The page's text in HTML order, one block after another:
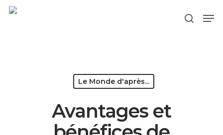
Le Monde d'après...
Avantages et